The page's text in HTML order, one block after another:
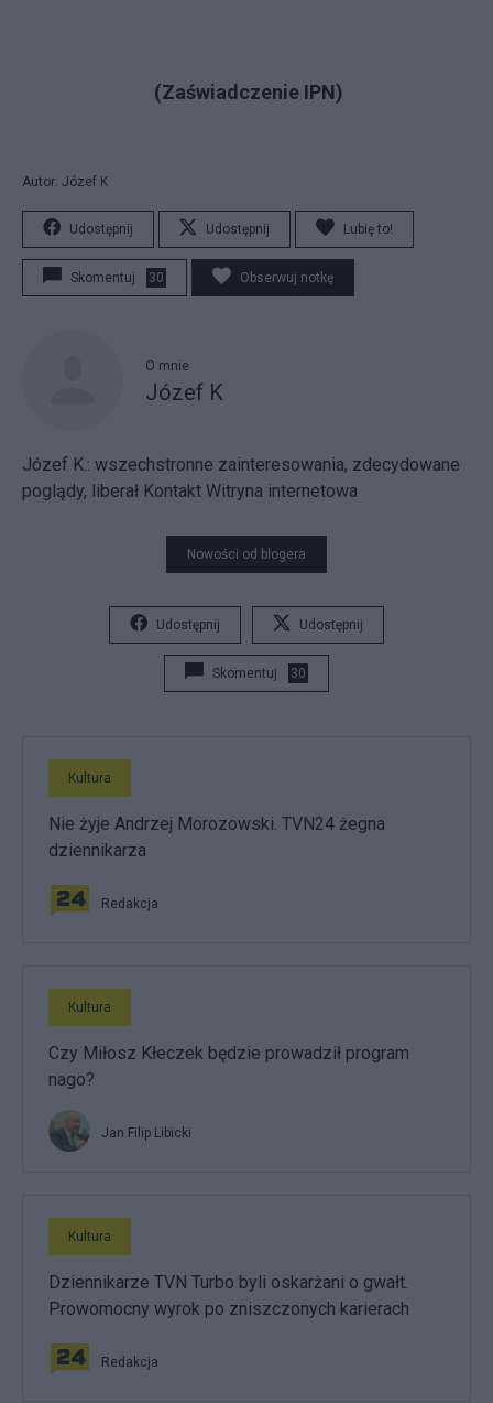
(Zaświadczenie IPN)
Autor: Józef K
Udostępnij Udostępnij Lubię to!
Skomentuj 30 Obserwuj notkę
O mnie
Józef K
Józef K.: wszechstronne zainteresowania, zdecydowane
poglądy, liberał Kontakt Witryna internetowa
Nowości od blogera
Udostępnij Udostępnij
Skomentuj 30
Kultura
Nie żyje Andrzej Morozowski. TVN24 żegna
dziennikarza
Redakcja
Kultura
Czy Miłosz Kłeczek będzie prowadził program
nago?
Jan Filip Libicki
Kultura
Dziennikarze TVN Turbo byli oskarżani o gwałt.
Prowomocny wyrok po zniszczonych karierach
Redakcja